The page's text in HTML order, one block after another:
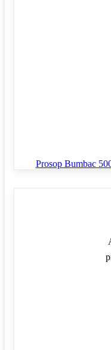
Prosop Bumbac